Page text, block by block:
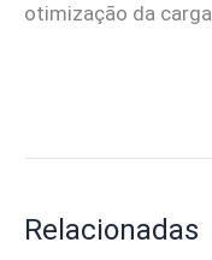
otimização da
Relacionadas